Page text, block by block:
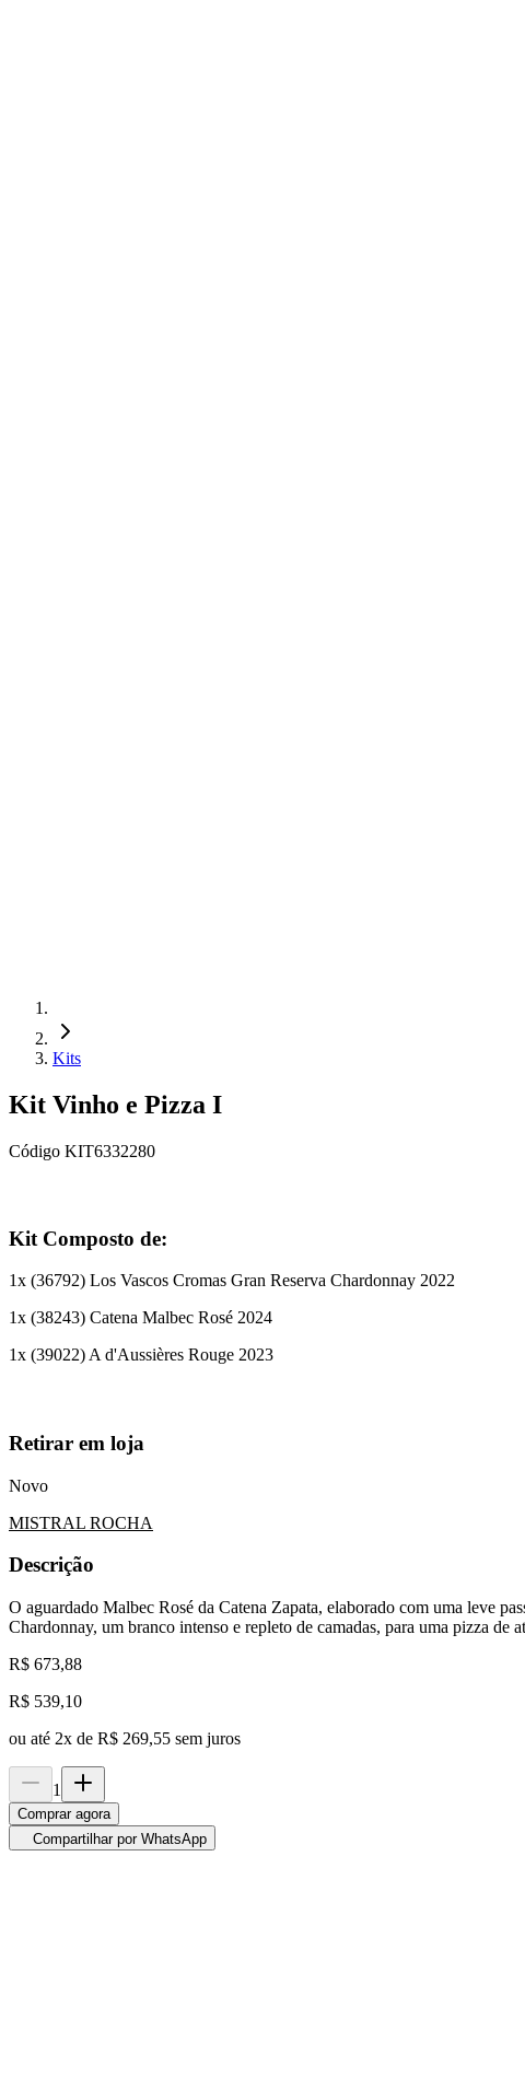
Kits
Kit Vinho e Pizza I
Código KIT6332280
Kit Composto de:
1x (36792) Los Vascos Cromas Gran Reserva Chardonnay 2022
1x (38243) Catena Malbec Rosé 2024
1x (39022) A d'Aussières Rouge 2023
Retirar em loja
Novo
MISTRAL ROCHA
Descrição
O aguardado Malbec Rosé da Catena Zapata, elaborado com uma leve
Chardonnay, um branco intenso e repleto de camadas, para uma pizza
R$ 673,88
R$ 539,10
ou até 2x de R$ 269,55 sem juros
1
Comprar agora
Compartilhar por WhatsApp